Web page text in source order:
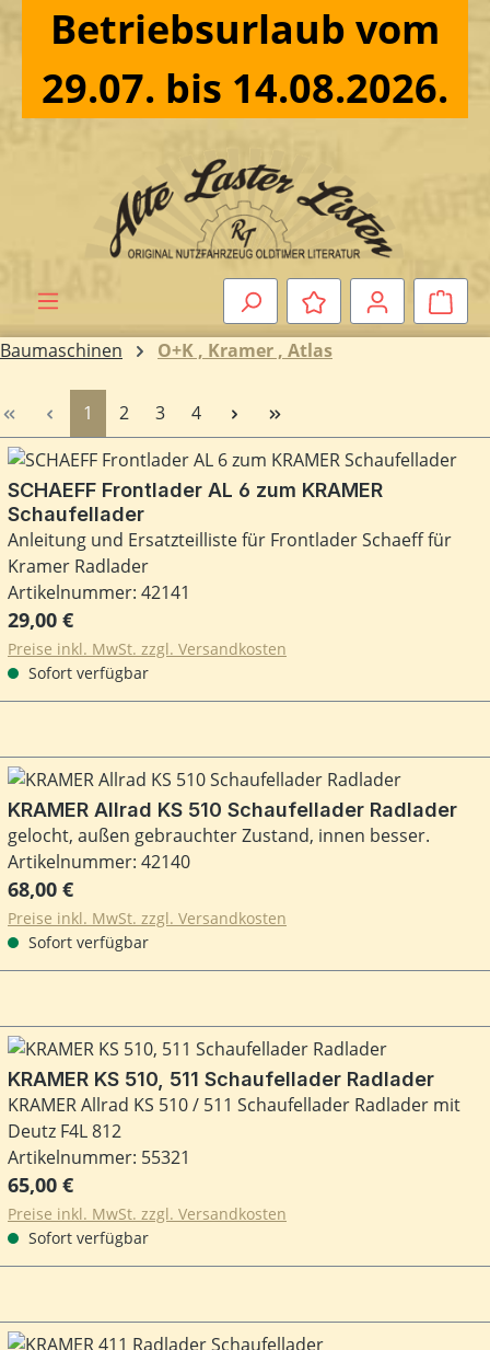
Zum Hauptinhalt springen
Betriebsurlaub vom
29.07. bis 14.08.2026.
Baumaschinen O+K , Kramer , Atlas
Seite
1 Seite
2 Seite
3 Seite
4
SCHAEFF Frontlader AL 6 zum KRAMER
Schaufellader
Anleitung und Ersatzteilliste für Frontlader Schaeff für
Kramer Radlader
Artikelnummer: 42141
Regulärer Preis:
29,00 €
Preise inkl. MwSt. zzgl. Versandkosten
Sofort verfügbar
KRAMER Allrad KS 510 Schaufellader Radlader
gelocht, außen gebrauchter Zustand, innen besser.
Artikelnummer: 42140
Regulärer Preis:
68,00 €
Preise inkl. MwSt. zzgl. Versandkosten
Sofort verfügbar
KRAMER KS 510, 511 Schaufellader Radlader
KRAMER Allrad KS 510 / 511 Schaufellader Radlader mit
Deutz F4L 812
Artikelnummer: 55321
Regulärer Preis:
65,00 €
Preise inkl. MwSt. zzgl. Versandkosten
Sofort verfügbar